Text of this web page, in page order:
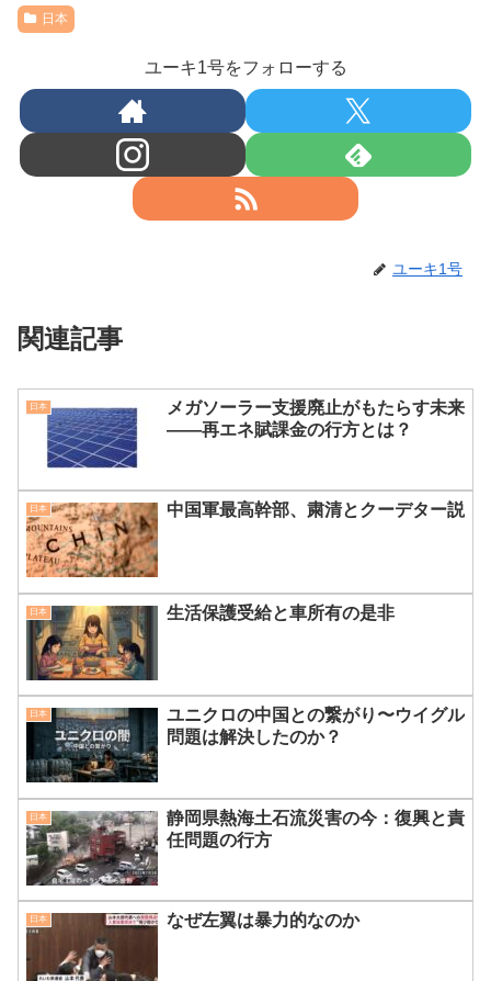
日本
ユーキ1号をフォローする
ユーキ1号
関連記事
日本
メガソーラー支援廃止がもたらす未来
――再エネ賦課金の行方とは？
日本 中国軍最高幹部、粛清とクーデター説
日本 生活保護受給と車所有の是非
日本
ユニクロの中国との繋がり〜ウイグル
問題は解決したのか？
日本
静岡県熱海土石流災害の今：復興と責
任問題の行方
日本 なぜ左翼は暴力的なのか